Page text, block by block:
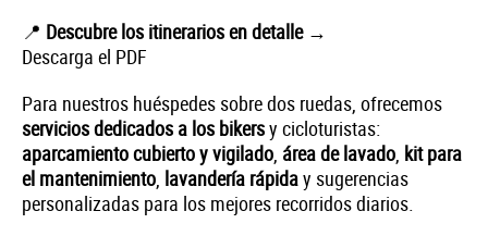
📍 Descubre los itinerarios en detalle→
Descarga el PDF
Para nuestros huéspedes sobre dos ruedas, ofrecemos
servicios dedicados a los bikersy cicloturistas:
aparcamiento cubierto y vigilado, área de lavado, kit para
el mantenimiento, lavandería rápiday sugerencias
personalizadas para los mejores recorridos diarios.